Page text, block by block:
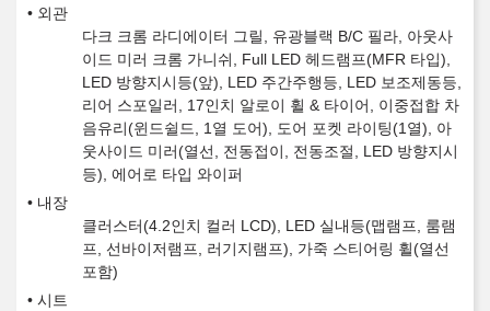
외관
다크 크롬 라디에이터 그릴, 유광블랙 B/C 필라, 아웃사
이드 미러 크롬 가니쉬, Full LED 헤드램프(MFR 타입),
LED 방향지시등(앞), LED 주간주행등, LED 보조제동등,
리어 스포일러, 17인치 알로이 휠 & 타이어, 이중접합 차
음유리(윈드쉴드, 1열 도어), 도어 포켓 라이팅(1열), 아
웃사이드 미러(열선, 전동접이, 전동조절, LED 방향지시
등), 에어로 타입 와이퍼
내장
클러스터(4.2인치 컬러 LCD), LED 실내등(맵램프, 룸램
프, 선바이저램프, 러기지램프), 가죽 스티어링 휠(열선
포함)
시트